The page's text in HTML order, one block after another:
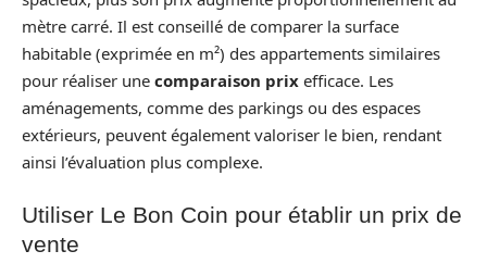
mètre carré. Il est conseillé de comparer la surface
habitable (exprimée en m²) des appartements similaires
pour réaliser une comparaison prix efficace. Les
aménagements, comme des parkings ou des espaces
extérieurs, peuvent également valoriser le bien, rendant
ainsi l’évaluation plus complexe.
Utiliser Le Bon Coin pour établir un prix de
vente